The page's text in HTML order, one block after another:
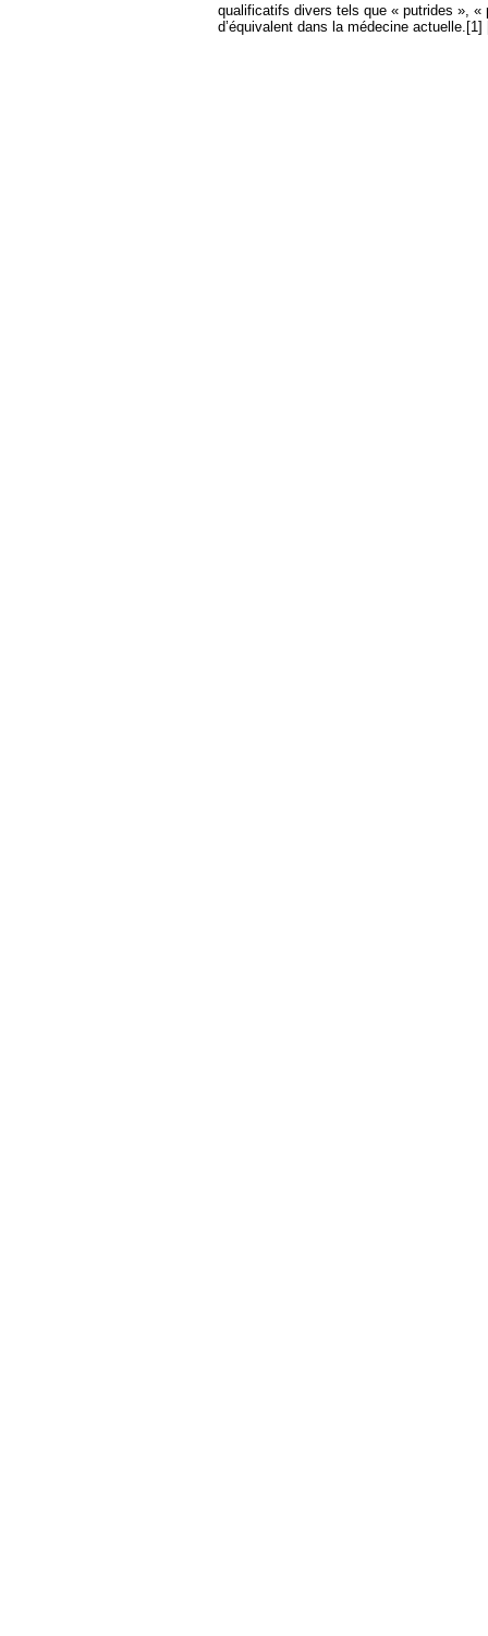
qualificatifs divers tels que « putrides »,
d’équivalent dans la médecine actuelle.[1]